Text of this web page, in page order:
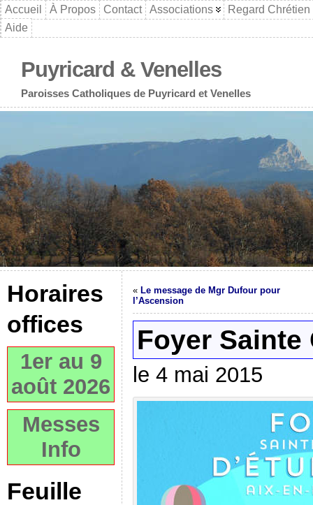
Accueil À Propos Contact Associations
Regard Chrétien
Aide
Puyricard & Venelles
Paroisses Catholiques de Puyricard et Venelles
Horaires
offices
1er au 9
août 2026
Messes
Info
Feuille
« Le message de Mgr Dufour pour
l’Ascension
Foyer Sainte
le 4 mai 2015